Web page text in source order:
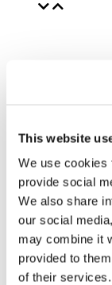
This website
We use cookies
provide social
We also share
our social
may combine it
provided to
of their services.